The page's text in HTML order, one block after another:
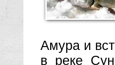
Амура и
в реке